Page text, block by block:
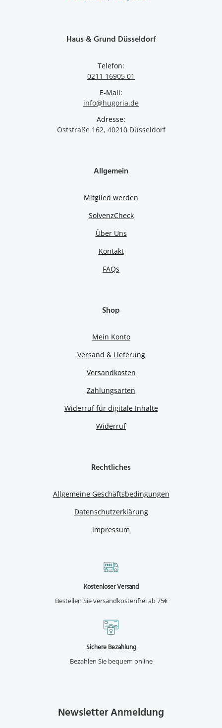
Haus & Grund Düsseldorf
Telefon:
0211 16905 01
E-Mail:
info@hugoria.de
Adresse:
Oststraße 162, 40210 Düsseldorf
Allgemein
Mitglied werden
SolvenzCheck
Über Uns
Kontakt
FAQs
Shop
Mein Konto
Versand & Lieferung
Versandkosten
Zahlungsarten
Widerruf für digitale Inhalte
Widerruf
Rechtliches
Allgemeine Geschäftsbedingungen
Datenschutzerklärung
Impressum
Kostenloser Versand
Bestellen Sie versandkostenfrei ab 75€
Sichere Bezahlung
Bezahlen Sie bequem online
Newsletter Anmeldung